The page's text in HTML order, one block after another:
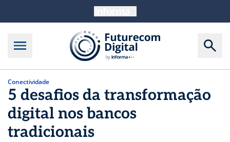
Conectividade
5 desafios da transformação
digital nos bancos
tradicionais